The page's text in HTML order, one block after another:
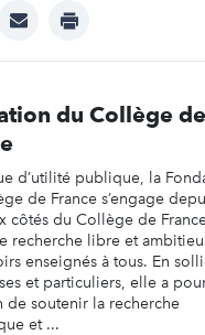
mail print
du Collège de
d’utilité publique, la
de France s’engage
côtés du Collège de
recherche libre et
enseignés à tous. En
et particuliers, elle a
de soutenir la recherche
et ...